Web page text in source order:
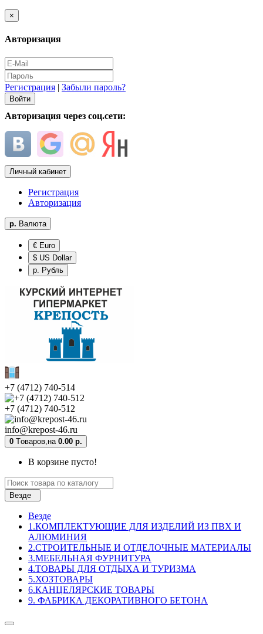
×
Авторизация
Регистрация | Забыли пароль?
Авторизация через соц.сети:
Личный кабинет
Регистрация
Авторизация
р. Валюта
€ Euro
$ US Dollar
р. Рубль
+7 (4712) 740-514
+7 (4712) 740-512
info@krepost-46.ru
0 Tоваров, на 0.00 р.
В корзине пусто!
Везде
Везде
1.КОМПЛЕКТУЮЩИЕ ДЛЯ ИЗДЕЛИЙ ИЗ ПВХ И
АЛЮМИНИЯ
2.СТРОИТЕЛЬНЫЕ И ОТДЕЛОЧНЫЕ МАТЕРИАЛЫ
3.МЕБЕЛЬНАЯ ФУРНИТУРА
4.ТОВАРЫ ДЛЯ ОТДЫХА И ТУРИЗМА
5.ХОЗТОВАРЫ
6.КАНЦЕЛЯРСКИЕ ТОВАРЫ
9. ФАБРИКА ДЕКОРАТИВНОГО БЕТОНА